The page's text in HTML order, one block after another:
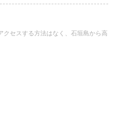
セスする方法はなく、石垣島から高